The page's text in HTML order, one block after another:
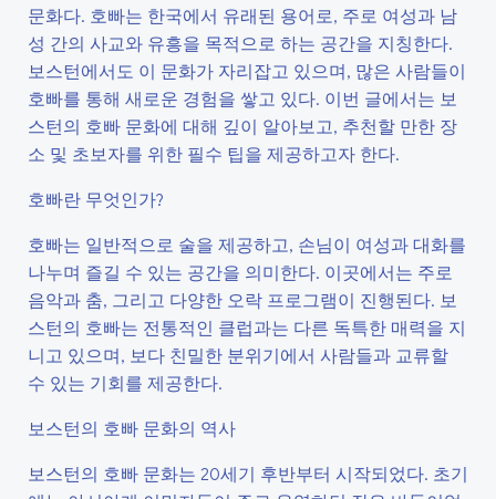
문화다. 호빠는 한국에서 유래된 용어로, 주로 여성과 남
성 간의 사교와 유흥을 목적으로 하는 공간을 지칭한다.
보스턴에서도 이 문화가 자리잡고 있으며, 많은 사람들이
호빠를 통해 새로운 경험을 쌓고 있다. 이번 글에서는 보
스턴의 호빠 문화에 대해 깊이 알아보고, 추천할 만한 장
소 및 초보자를 위한 필수 팁을 제공하고자 한다.
호빠란 무엇인가?
호빠는 일반적으로 술을 제공하고, 손님이 여성과 대화를
나누며 즐길 수 있는 공간을 의미한다. 이곳에서는 주로
음악과 춤, 그리고 다양한 오락 프로그램이 진행된다. 보
스턴의 호빠는 전통적인 클럽과는 다른 독특한 매력을 지
니고 있으며, 보다 친밀한 분위기에서 사람들과 교류할
수 있는 기회를 제공한다.
보스턴의 호빠 문화의 역사
보스턴의 호빠 문화는 20세기 후반부터 시작되었다. 초기